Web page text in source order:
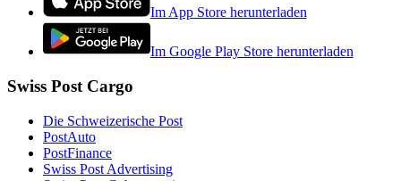
Im App Store herunterladen
Im Google Play Store herunterladen
Swiss Post Cargo
Die Schweizerische Post
PostAuto
PostFinance
Swiss Post Advertising